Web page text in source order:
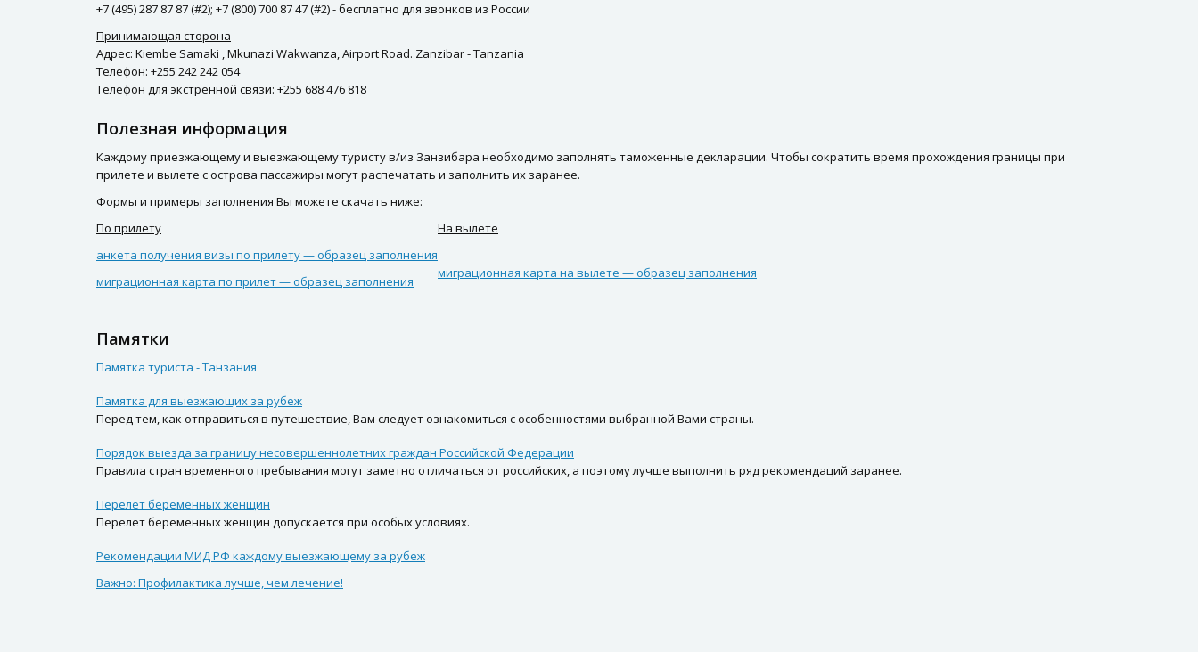
+7 (495) 287 87 87 (#2); +7 (800) 700 87 47 (#2) - бесплатно для звонков из России
Принимающая сторона
Адрес: Kiembe Samaki , Mkunazi Wakwanza, Airport Road. Zanzibar - Tanzania
Телефон: +255 242 242 054
Телефон для экстренной связи: +255 688 476 818
Полезная информация
Каждому приезжающему и выезжающему туристу в/из Занзибара необходимо заполнять таможенные декларации. Чтобы сократить время прохождения границы при
прилете и вылете с острова пассажиры могут распечатать и заполнить их заранее.
Формы и примеры заполнения Вы можете скачать ниже:
По прилету
На вылете
анкета получения визы по прилету — образец заполнения
миграционная карта по прилет — образец заполнения
миграционная карта на вылете — образец заполнения
Памятки
Памятка туриста - Танзания
Памятка для выезжающих за рубеж
Перед тем, как отправиться в путешествие, Вам следует ознакомиться с особенностями выбранной Вами страны.
Порядок выезда за границу несовершеннолетних граждан Российской Федерации
Правила стран временного пребывания могут заметно отличаться от российских, а поэтому лучше выполнить ряд рекомендаций заранее.
Перелет беременных женщин
Перелет беременных женщин допускается при особых условиях.
Рекомендации МИД РФ каждому выезжающему за рубеж
Важно: Профилактика лучше, чем лечение!